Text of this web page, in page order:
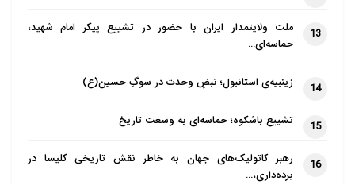
13
ملت ولایتمدار ایران با حضور در تشییع پیکر امام شهید،
حماسه‌ای…
14 زینبیه‌ی استانبول؛ نبضِ وحدت در سوگِ حسین(ع)
15 تشییع باشکوه؛ حماسه‌ای به وسعت تاریخ
16
رهبر کاتولیک‌های جهان به خاطر نقش تاریخی کلیسا در
برده‌داری،…